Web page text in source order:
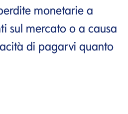
monetarie a
sul mercato o a causa
di pagarvi quanto